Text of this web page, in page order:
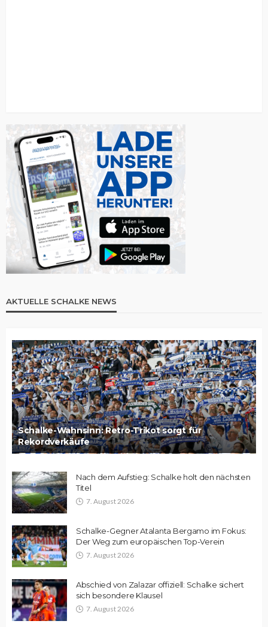
AKTUELLE SCHALKE NEWS
Schalke-Wahnsinn: Retro-Trikot sorgt für
Rekordverkäufe
Nach dem Aufstieg: Schalke holt den nächsten
Titel
7. August 2026
Schalke-Gegner Atalanta Bergamo im Fokus:
Der Weg zum europäischen Top-Verein
7. August 2026
Abschied von Zalazar offiziell: Schalke sichert
sich besondere Klausel
7. August 2026